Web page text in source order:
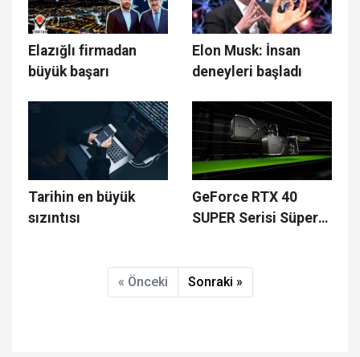
başladı"
Elazığlı firmadan
büyük başarı
Elon Musk: İnsan
deneyleri başladı
Tarihin en büyük
sızıntısı
GeForce RTX 40
SUPER Serisi Süper
Kahramanlar
Görücüye Çıktı
« Önceki Sonraki »